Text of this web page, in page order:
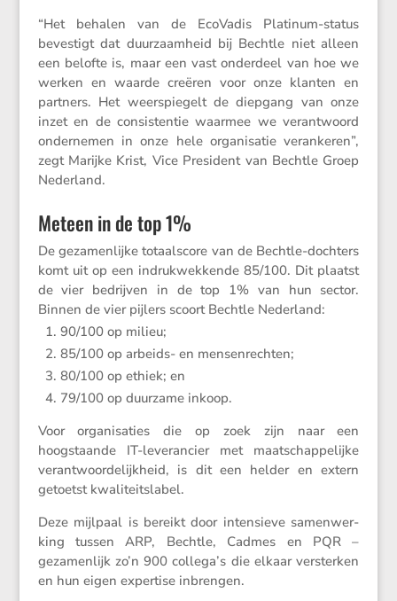
“Het behalen van de EcoVadis Platinum-status
beves­tigt dat duurzaam­heid bij Bechtle niet alleen
een belofte is, maar een vast onder­deel van hoe we
werken en waarde creëren voor onze klanten en
partners. Het weerspie­gelt de diepgang van onze
inzet en de consis­tentie waarmee we verant­woord
onder­nemen in onze hele organi­satie veran­keren”,
zegt Marijke Krist, Vice Presi­dent van Bechtle Groep
Nederland.
Meteen in de top 1%
De gezamen­lijke totaal­score van de Bechtle-dochters
komt uit op een indruk­wek­kende 85/​100. Dit plaatst
de vier bedrijven in de top 1% van hun sector.
Binnen de vier pijlers scoort Bechtle Nederland:
90/​100 op milieu;
85/​100 op arbeids- en mensenrechten;
80/​100 op ethiek; en
79/​100 op duurzame inkoop.
Voor organi­sa­ties die op zoek zijn naar een
hoogstaande IT-leveran­cier met maatschap­pe­lijke
verant­woor­de­lijk­heid, is dit een helder en extern
getoetst kwaliteitslabel.
Deze mijlpaal is bereikt door inten­sieve samen­wer­
king tussen ARP, Bechtle, Cadmes en PQR –
gezamen­lijk zo’n 900 collega’s die elkaar versterken
en hun eigen exper­tise inbrengen.